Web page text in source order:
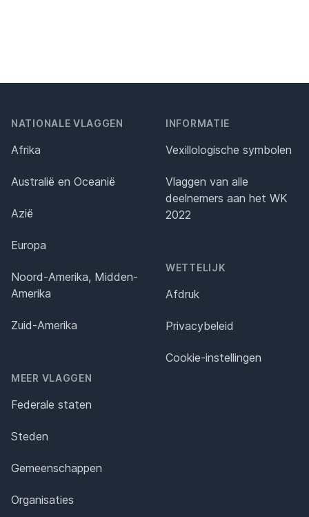
NATIONALE VLAGGEN
Afrika
Australië en Oceanië
Azië
Europa
Noord-Amerika, Midden-
Amerika
Zuid-Amerika
MEER VLAGGEN
Federale staten
Steden
Gemeenschappen
Organisaties
INFORMATIE
Vexillologische symbolen
Vlaggen van alle
deelnemers aan het WK
2022
WETTELIJK
Afdruk
Privacybeleid
Cookie-instellingen